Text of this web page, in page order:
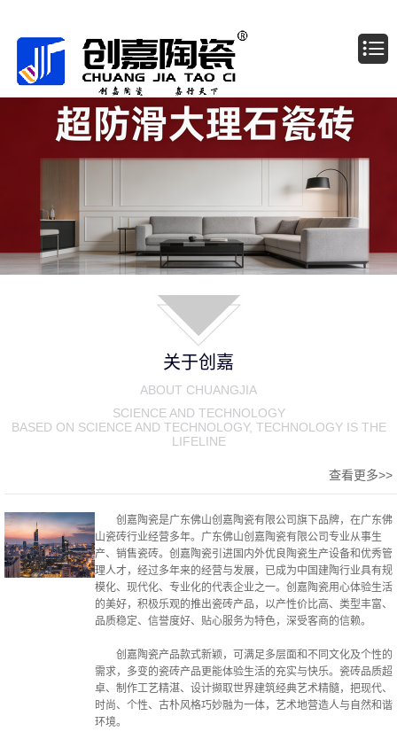
关于创嘉
ABOUT CHUANGJIA
SCIENCE AND TECHNOLOGY
BASED ON SCIENCE AND TECHNOLOGY, TECHNOLOGY IS THE
LIFELINE
查看更多>>
创嘉陶瓷是广东佛山创嘉陶瓷有限公司旗下品牌，在广东佛
山瓷砖行业经营多年。广东佛山创嘉陶瓷有限公司专业从事生
产、销售瓷砖。创嘉陶瓷引进国内外优良陶瓷生产设备和优秀管
理人才，经过多年来的经营与发展，已成为中国建陶行业具有规
模化、现代化、专业化的代表企业之一。创嘉陶瓷用心体验生活
的美好，积极乐观的推出瓷砖产品，以产性价比高、类型丰富、
品质稳定、信誉度好、贴心服务为特色，深受客商的信赖。
创嘉陶瓷产品款式新颖，可满足多层面和不同文化及个性的
需求，多变的瓷砖产品更能体验生活的充实与快乐。瓷砖品质超
卓、制作工艺精湛、设计撷取世界建筑经典艺术精髓，把现代、
时尚、个性、古朴风格巧妙融为一体，艺术地营造人与自然和谐
环境。